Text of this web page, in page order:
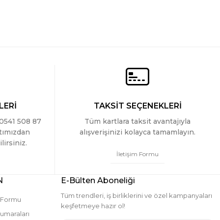
508 87
TAKSİT SEÇENEKLERİ
Tüm kartlara taksit avantajıyla
alışverişinizi kolayca tamamlayın.
İletişim Formu
E-Bülten Aboneliği
Tüm trendleri, iş birliklerini ve özel kampanyaları
keşfetmeye hazır ol!